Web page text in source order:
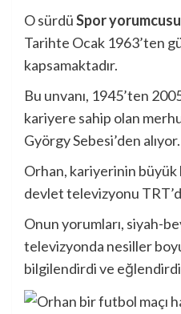
O sürdüSpor
Tarihte Ocak 1963’ten
kapsamaktadır.
Bu unvanı, 1945’ten
kariyere sahip olan
György Sebesi’den alıyor.
Orhan, kariyerinin büyük
devlet televizyonu
Onun yorumları, siyah-
televizyonda nesiller
bilgilendirdi ve